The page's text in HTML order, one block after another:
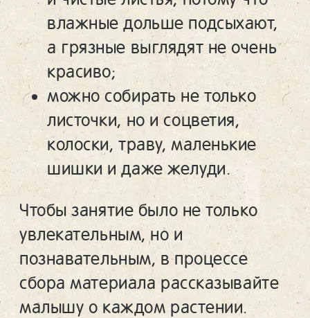
влажные дольше подсыхают,
а грязные выглядят не очень
красиво;
можно собирать не только
листочки, но и соцветия,
колоски, траву, маленькие
шишки и даже желуди.
Чтобы занятие было не только
увлекательным, но и
познавательным, в процессе
сбора материала рассказывайте
малышу о каждом растении.